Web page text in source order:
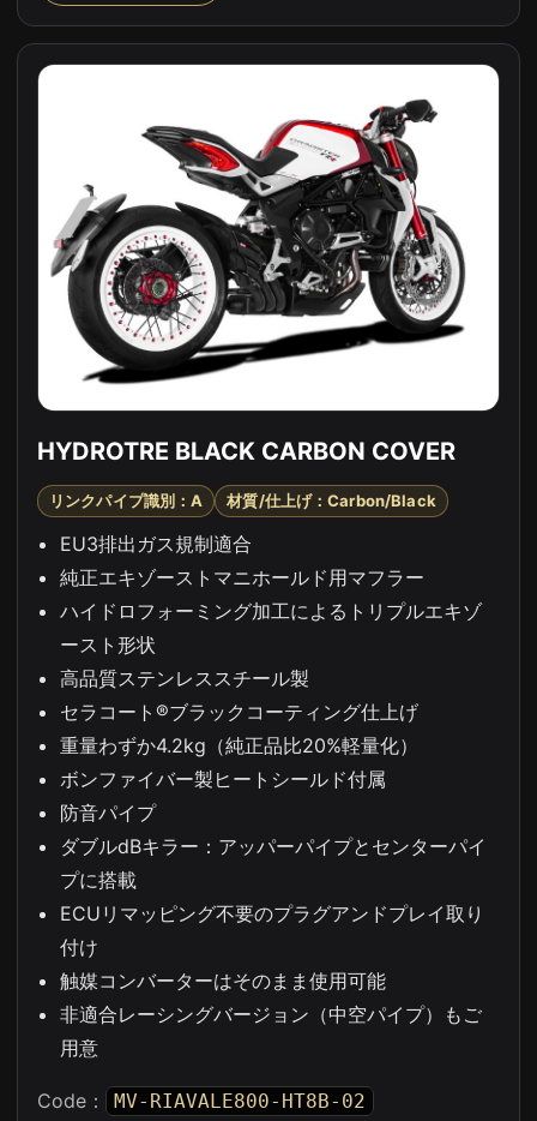
HYDROTRE BLACK CARBON COVER
リンクパイプ識別：A 材質/仕上げ：Carbon/Black
EU3排出ガス規制適合
純正エキゾーストマニホールド用マフラー
ハイドロフォーミング加工によるトリプルエキゾ
ースト形状
高品質ステンレススチール製
セラコート®ブラックコーティング仕上げ
重量わずか4.2kg（純正品比20%軽量化）
ボンファイバー製ヒートシールド付属
防音パイプ
ダブルdBキラー：アッパーパイプとセンターパイ
プに搭載
ECUリマッピング不要のプラグアンドプレイ取り
付け
触媒コンバーターはそのまま使用可能
非適合レーシングバージョン（中空パイプ）もご
用意
Code： MV-RIAVALE800-HT8B-02